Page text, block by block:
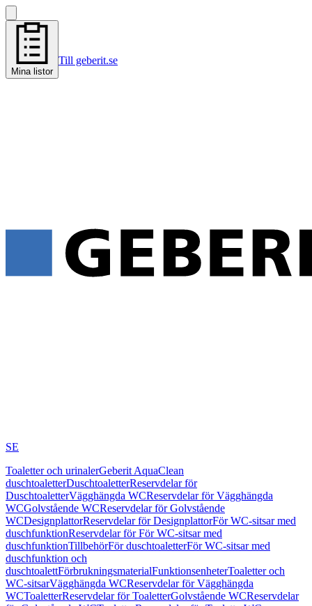
Mina listor
Till geberit.se
SE
Toaletter och urinalerGeberit AquaClean
duschtoaletterDuschtoaletterReservdelar för
DuschtoaletterVägghängda WCReservdelar för Vägghängda
WCGolvstående WCReservdelar för Golvstående
WCDesignplattorReservdelar för DesignplattorFör WC-sitsar med
duschfunktionReservdelar för För WC-sitsar med
duschfunktionTillbehörFör duschtoaletterFör WC-sitsar med
duschfunktion och
duschtoalettFörbrukningsmaterialFunktionsenheterToaletter och
WC-sitsarVägghängda WCReservdelar för Vägghängda
WCToaletterReservdelar för ToaletterGolvstående WCReservdelar